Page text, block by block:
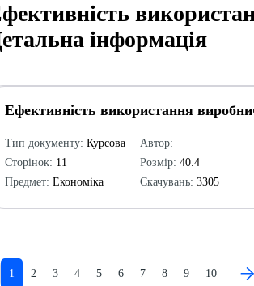
інформація
Ефективність використання
Тип документу: Курсова
Сторінок: 11
Предмет: Економіка
Автор:
Розмір: 40.4
Скачувань: 3305
1 2 3 4 5 6 7 8 9 10